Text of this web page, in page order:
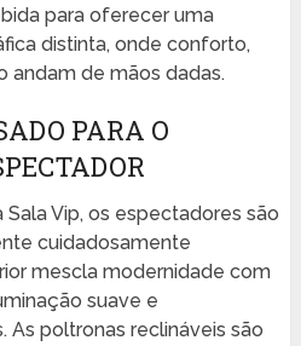
para oferecer uma
distinta, onde conforto,
andam de mãos dadas.
PARA O
Vip, os espectadores são
cuidadosamente
mescla modernidade com
suave e
poltronas reclináveis são